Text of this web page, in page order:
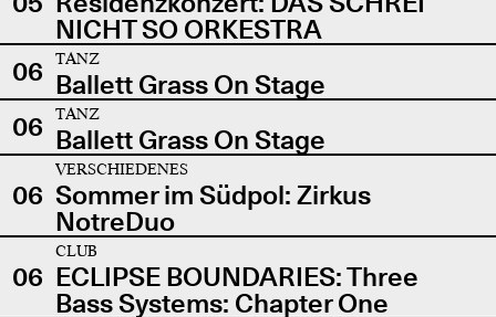
NICHT SO ORKESTRA
06
TANZ
Ballett Grass On Stage
06
TANZ
Ballett Grass On Stage
06
VERSCHIEDENES
Sommer im Südpol: Zirkus
NotreDuo
06
CLUB
ECLIPSE BOUNDARIES: Three
Bass Systems: Chapter One